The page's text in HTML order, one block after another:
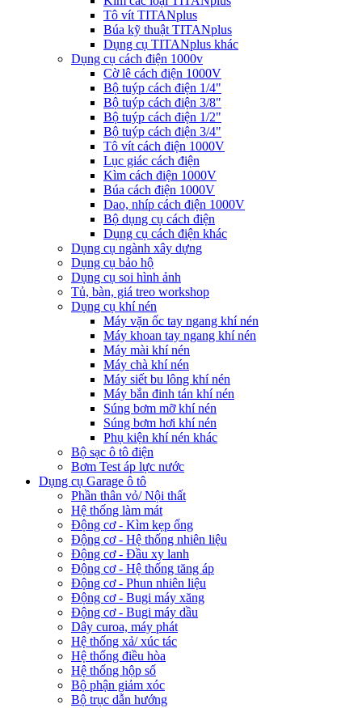
Tô vít TITANplus
Búa kỹ thuật TITANplus
Dụng cụ TITANplus khác
Dụng cụ cách điện 1000v
Cờ lê cách điện 1000V
Bộ tuýp cách điện 1/4"
Bộ tuýp cách điện 3/8"
Bộ tuýp cách điện 1/2"
Bộ tuýp cách điện 3/4"
Tô vít cách điện 1000V
Lục giác cách điện
Kìm cách điện 1000V
Búa cách điện 1000V
Dao, nhíp cách điện 1000V
Bộ dụng cụ cách điện
Dụng cụ cách điện khác
Dụng cụ ngành xây dựng
Dụng cụ bảo hộ
Dụng cụ soi hình ảnh
Tủ, bàn, giá treo workshop
Dụng cụ khí nén
Máy vặn ốc tay ngang khí nén
Máy khoan tay ngang khí nén
Máy mài khí nén
Máy chà khí nén
Máy siết bu lông khí nén
Máy bắn đinh tán khí nén
Súng bơm mỡ khí nén
Súng bơm hơi khí nén
Phụ kiện khí nén khác
Bộ sạc ô tô điện
Bơm Test áp lực nước
Dụng cụ Garage ô tô
Phần thân vỏ/ Nội thất
Hệ thống làm mát
Động cơ - Kìm kẹp ống
Động cơ - Hệ thống nhiên liệu
Động cơ - Đầu xy lanh
Động cơ - Hệ thống tăng áp
Động cơ - Phun nhiên liệu
Động cơ - Bugi máy xăng
Động cơ - Bugi máy dầu
Dây curoa, máy phát
Hệ thống xả/ xúc tác
Hệ thống điều hòa
Hệ thống hộp số
Bộ phận giảm xóc
Bộ trục dẫn hướng